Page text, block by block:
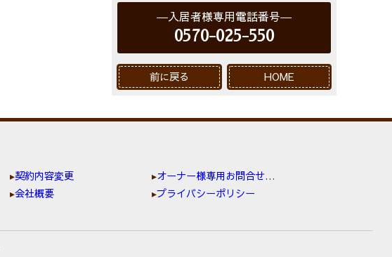
入居者様専用電話番号
0570-025-550
前に戻る HOME
契約内容変更
オーナー様専用お問合せ窓口
会社概要
プライバシーポリシー